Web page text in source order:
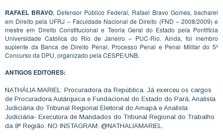
RAFAEL BRAVO, Defensor Público Federal, Rafael Bravo Gomes, bacharel
em Direito pela UFRJ – Faculdade Nacional de Direito (FND – 2008/2009) e
mestre em Direito Constitucional e Teoria Geral do Estado pela Pontifícia
Universidade Católica do Rio de Janeiro – PUC-Rio. Ainda, foi membro
suplente da Banca de Direito Penal, Processo Penal e Penal Militar do 5º
Concurso da DPU, organizado pela CESPE/UNB.
ANTIGOS EDITORES:
NATHÁLIA MARIEL: Procuradora da República. Já exerceu os cargos
de Procuradora Autárquica e Fundacional do Estado do Pará, Analista
Judiciária do Tribunal Regional Eleitoral do Amapá e Analista
Judiciária- Executora de Mandados do Tribunal Regional do Trabalho
da 8ª Região. NO INSTAGRAM: @NATHALIAMARIEL.